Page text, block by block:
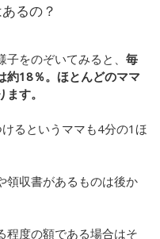
るの？
をのぞいてみると、 毎
約18％。ほとんどのママ
す。
るというママも4分の1ほ
領収書があるものは後か
程度の額である場合はそ